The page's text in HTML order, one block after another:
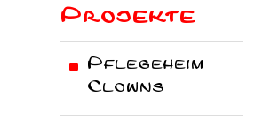
NEWS
Projekte
Pflegeheim
Clowns